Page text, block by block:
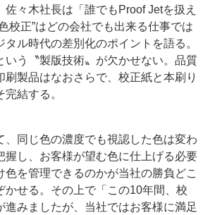
佐々木社長は「誰でもProof Jetを扱え
校正”はどの会社でも出来る仕事では
ル時代の差別化のポイントを語る。
いう〝製版技術〟が欠かせない。品質
刷製品はなおさらで、校正紙と本刷り
結する。
同じ色の濃度でも視認した色は変わ
握し、お客様が望む色に仕上げる必要
色を管理できるのかが当社の勝負どこ
かせる。その上で「この10年間、校
進みましたが、当社ではお客様に満足